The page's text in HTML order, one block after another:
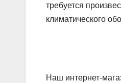
требуется
климатического
Наш интернет-